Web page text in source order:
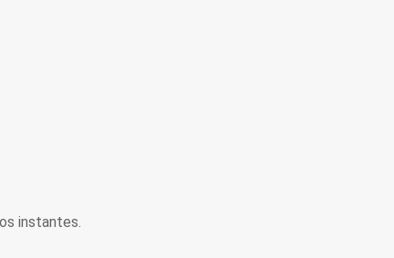
instantes.